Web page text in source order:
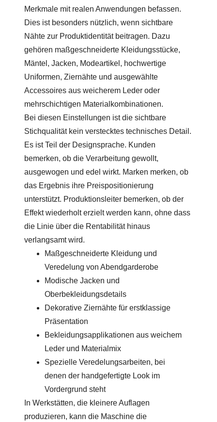
Merkmale mit realen Anwendungen befassen.
Dies ist besonders nützlich, wenn sichtbare
Nähte zur Produktidentität beitragen. Dazu
gehören maßgeschneiderte Kleidungsstücke,
Mäntel, Jacken, Modeartikel, hochwertige
Uniformen, Ziernähte und ausgewählte
Accessoires aus weicherem Leder oder
mehrschichtigen Materialkombinationen.
Bei diesen Einstellungen ist die sichtbare
Stichqualität kein verstecktes technisches Detail.
Es ist Teil der Designsprache. Kunden
bemerken, ob die Verarbeitung gewollt,
ausgewogen und edel wirkt. Marken merken, ob
das Ergebnis ihre Preispositionierung
unterstützt. Produktionsleiter bemerken, ob der
Effekt wiederholt erzielt werden kann, ohne dass
die Linie über die Rentabilität hinaus
verlangsamt wird.
Maßgeschneiderte Kleidung und
Veredelung von Abendgarderobe
Modische Jacken und
Oberbekleidungsdetails
Dekorative Ziernähte für erstklassige
Präsentation
Bekleidungsapplikationen aus weichem
Leder und Materialmix
Spezielle Veredelungsarbeiten, bei
denen der handgefertigte Look im
Vordergrund steht
In Werkstätten, die kleinere Auflagen
produzieren, kann die Maschine die